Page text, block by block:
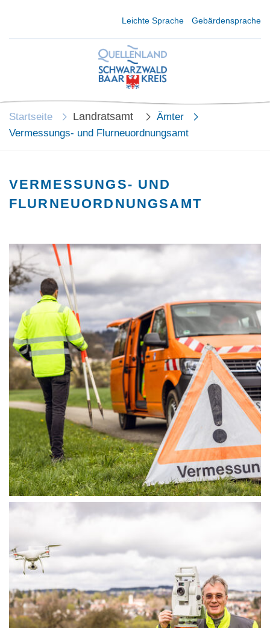
Leichte Sprache Gebärdensprache
Startseite Landratsamt
Ämter
Vermessungs- und Flurneuordnungsamt
VERMESSUNGS- UND
FLURNEUORDNUNGSAMT